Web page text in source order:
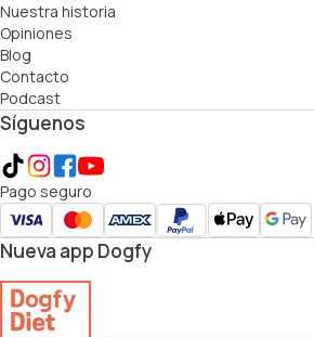
Nuestra historia
Opiniones
Blog
Contacto
Podcast
Síguenos
Pago seguro
Nueva app Dogfy